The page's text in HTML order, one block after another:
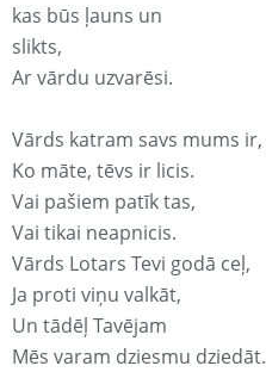
kas būs ļauns un
slikts,
Ar vārdu uzvarēsi.
Vārds katram savs mums ir,
Ko māte, tēvs ir licis.
Vai pašiem patīk tas,
Vai tikai neapnicis.
Vārds Lotars Tevi godā ceļ,
Ja proti viņu valkāt,
Un tādēļ Tavējam
Mēs varam dziesmu dziedāt.